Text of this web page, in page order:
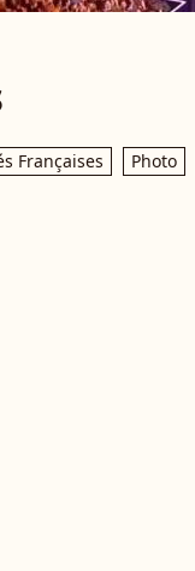
Françaises Photo